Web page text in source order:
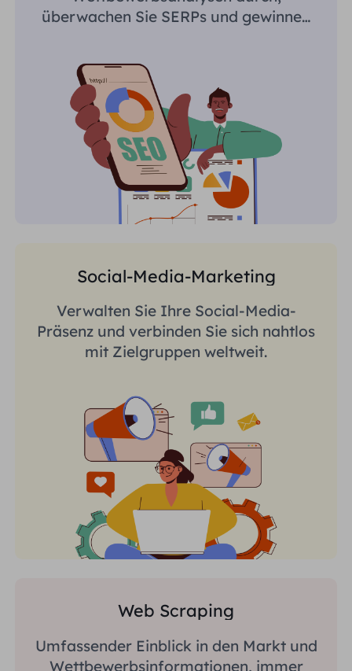
überwachen Sie SERPs und gewinnen
Social-Media-Marketing
Verwalten Sie Ihre Social-Media-
Präsenz und verbinden Sie sich nahtlos
mit Zielgruppen weltweit.
Web Scraping
Umfassender Einblick in den Markt und
Wettbewerbsinformationen, immer